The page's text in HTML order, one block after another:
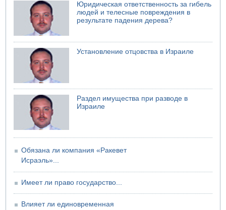
Юридическая ответственность за гибель
людей и телесные повреждения в
результате падения дерева?
Установление отцовства в Израиле
Раздел имущества при разводе в
Израиле
Обязана ли компания «Ракевет
Исраэль»...
Имеет ли право государство...
Влияет ли единовременная